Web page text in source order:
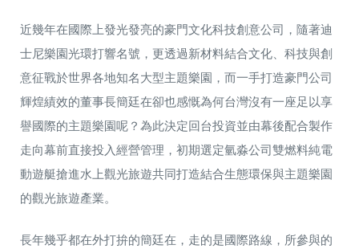
近幾年在國際上發光發亮的豪門文化科技創意公司，隨著迪
士尼樂園光環打響名號，更透過新材料結合文化、科技與創
意征戰於世界各地知名大型主題樂園，而一手打造豪門公司
輝煌績效的董事長簡廷在卻也感慨為何台灣沒有一座足以享
譽國際的主題樂園呢？為此決定回台投資並由幕後配合製作
走向幕前直接投入經營管理，初期選定氫淼公司雙燃料純電
動遊艇搶進水上觀光旅遊共同打造結合生態環保與主題樂園
的觀光旅遊產業。
長年幾乎都在外打拚的簡廷在，走的是國際路線，所參與的